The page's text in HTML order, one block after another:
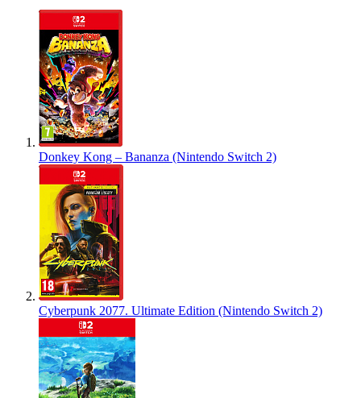
Donkey Kong – Bananza (Nintendo Switch 2)
Cyberpunk 2077. Ultimate Edition (Nintendo Switch 2)